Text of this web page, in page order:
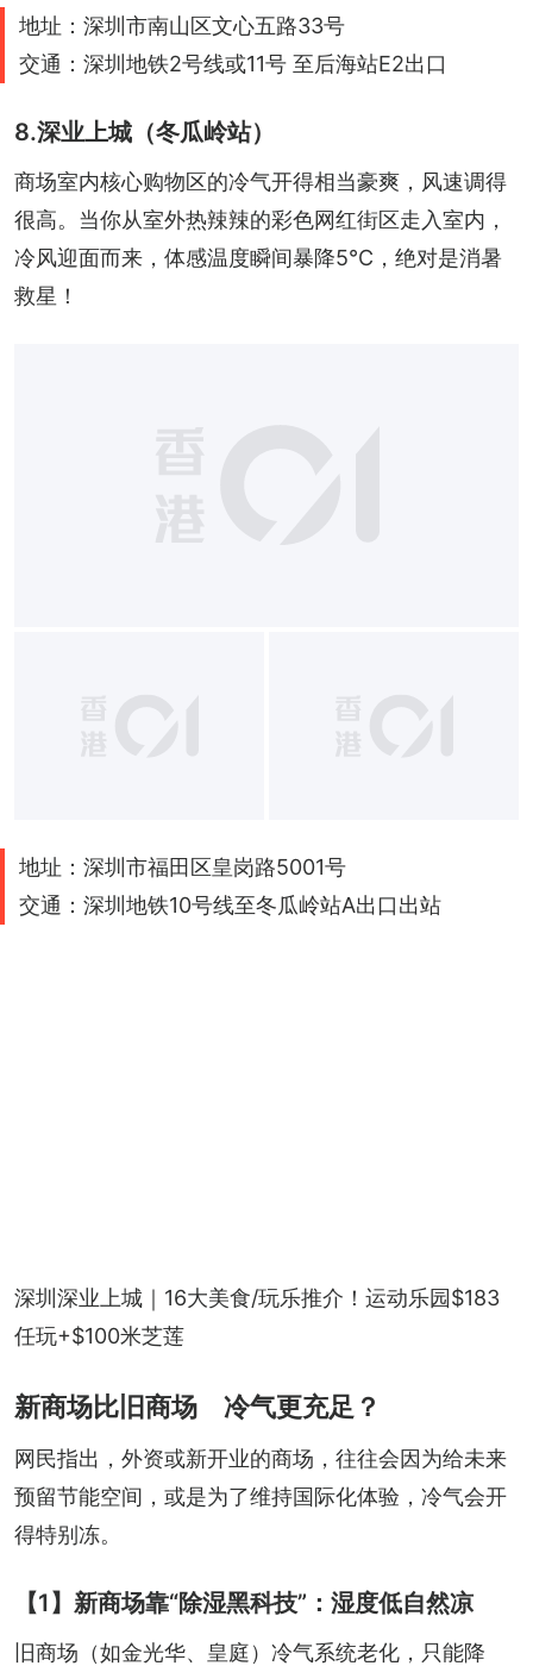
地址：深圳市南山区文心五路33号
交通：深圳地铁2号线或11号 至后海站E2出口
8.深业上城（冬瓜岭站）
商场室内核心购物区的冷气开得相当豪爽，风速调得
很高。当你从室外热辣辣的彩色网红街区走入室内，
冷风迎面而来，体感温度瞬间暴降5°C，绝对是消暑
救星！
地址：深圳市福田区皇岗路5001号
交通：深圳地铁10号线至冬瓜岭站A出口出站
深圳深业上城｜16大美食/玩乐推介！运动乐园$183
任玩+$100米芝莲
新商场比旧商场 冷气更充足？
网民指出，外资或新开业的商场，往往会因为给未来
预留节能空间，或是为了维持国际化体验，冷气会开
得特别冻。
【1】新商场靠“除湿黑科技”：湿度低自然凉
旧商场（如金光华、皇庭）冷气系统老化，只能降